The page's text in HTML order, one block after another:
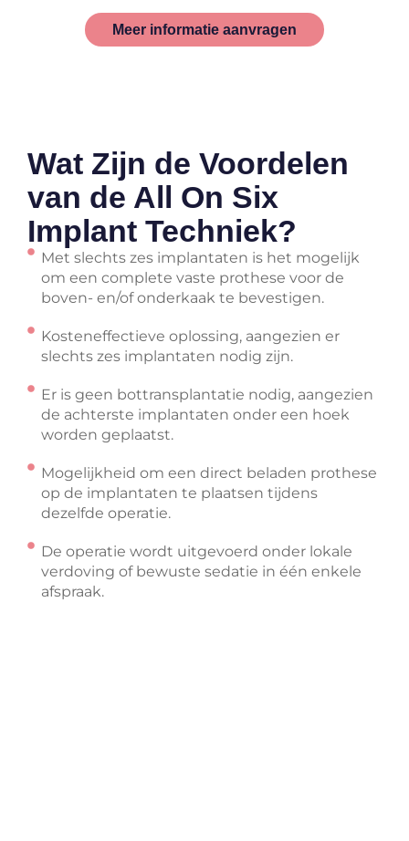
Meer informatie aanvragen
Wat Zijn de Voordelen
van de All On Six
Implant Techniek?
Met slechts zes implantaten is het mogelijk
om een complete vaste prothese voor de
boven- en/of onderkaak te bevestigen.
Kosteneffectieve oplossing, aangezien er
slechts zes implantaten nodig zijn.
Er is geen bottransplantatie nodig, aangezien
de achterste implantaten onder een hoek
worden geplaatst.
Mogelijkheid om een direct beladen prothese
op de implantaten te plaatsen tijdens
dezelfde operatie.
De operatie wordt uitgevoerd onder lokale
verdoving of bewuste sedatie in één enkele
afspraak.